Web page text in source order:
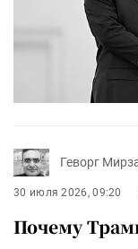
Геворг
30 июля 2026, 09:20
Почему